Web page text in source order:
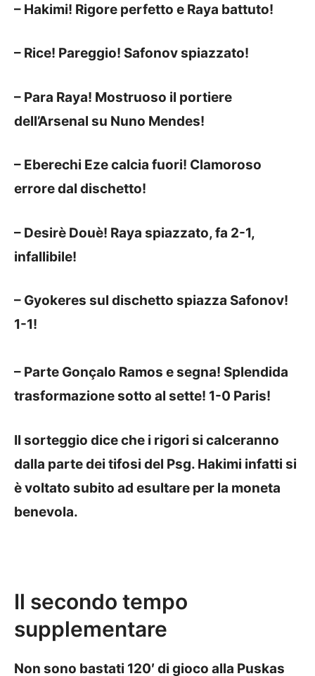
– Hakimi! Rigore perfetto e Raya battuto!
– Rice! Pareggio! Safonov spiazzato!
– Para Raya! Mostruoso il portiere
dell’Arsenal su Nuno Mendes!
– Eberechi Eze calcia fuori! Clamoroso
errore dal dischetto!
– Desirè Douè! Raya spiazzato, fa 2-1,
infallibile!
– Gyokeres sul dischetto spiazza Safonov!
1-1!
– Parte Gonçalo Ramos e segna! Splendida
trasformazione sotto al sette! 1-0 Paris!
Il sorteggio dice che i rigori si calceranno
dalla parte dei tifosi del Psg. Hakimi infatti si
è voltato subito ad esultare per la moneta
benevola.
Il secondo tempo
supplementare
Non sono bastati 120′ di gioco alla Puskas